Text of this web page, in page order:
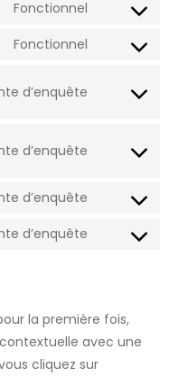
Fonctionnel
Fonctionnel
d’enquête
d’enquête
d’enquête
d’enquête
la première fois,
avec une
cliquez sur